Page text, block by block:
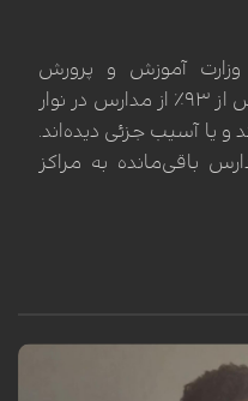
وزارت آموزش و پرورش
فلسطین نشان می‌دهد که بیش از ۹۳٪ از مدارس در نوار
و یا آسیب جزئی دیده‌اند.
باقی‌مانده به مراکز